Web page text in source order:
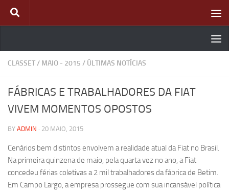
Skip to content
CLASSET/ MAIO - 2015 / ÚLTIMAS NOTÍCIAS
FÁBRICAS E TRABALHADORES DA FIAT
VIVEM MOMENTOS OPOSTOS
BY ADMIN · 20 MAIO, 2015
Cenários bem distintos envolvem a realidade atual da Fiat no Brasil.
Na primeira quinzena de maio, pela quarta vez no ano, a Fiat
concedeu férias coletivas a 2 mil trabalhadores da fábrica de Betim.
Em Campo Largo, a empresa prossegue com sua incansável política